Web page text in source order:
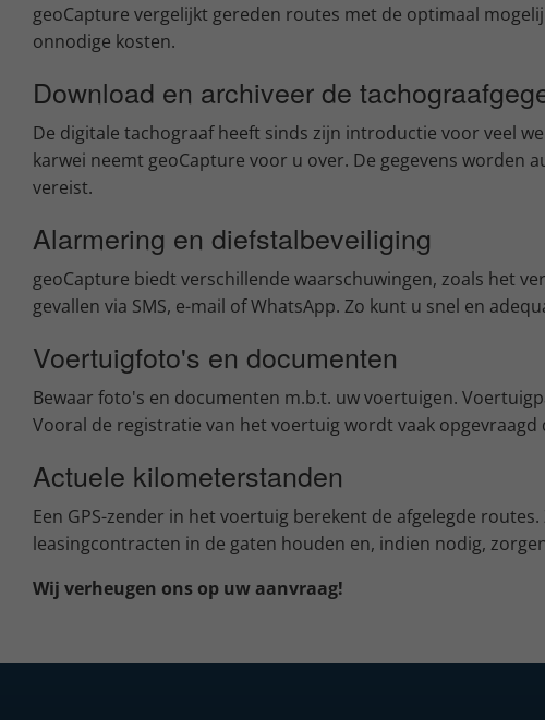
geoCapture vergelijkt gereden routes met de optimaal
onnodige kosten.
Download en archiveer de
De digitale tachograaf heeft sinds zijn introductie voor veel
karwei neemt geoCapture voor u over. De gegevens worden
vereist.
Alarmering en diefstalbeveiliging
geoCapture biedt verschillende waarschuwingen, zoals het
gevallen via SMS, e-mail of WhatsApp. Zo kunt u snel en
Voertuigfoto's en documenten
Bewaar foto's en documenten m.b.t. uw voertuigen.
Vooral de registratie van het voertuig wordt vaak
Actuele kilometerstanden
Een GPS-zender in het voertuig berekent de afgelegde
leasingcontracten in de gaten houden en, indien nodig,
Wij verheugen ons op uw aanvraag!